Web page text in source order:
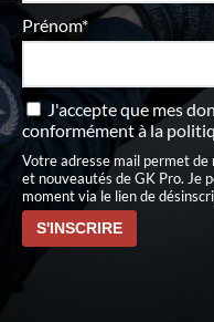
Prénom*
J'accepte que mes
conformément àla
Votre adresse mail permet
et nouveautés de GK Pro. Je
moment via le lien de